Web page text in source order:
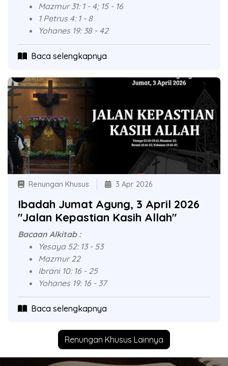
Mazmur 31: 1 - 4; 15 - 16
1 Petrus 4: 1 - 8
Yohanes 19: 38 - 42
Baca selengkapnya
Renungan Khusus 3 Apr 2026
Ibadah Jumat Agung, 3 April 2026
"Jalan Kepastian Kasih Allah"
Bacaan Alkitab :
Yesaya 52: 13 - 53
Mazmur 22
Ibrani 10: 16 - 25
Yohanes 19: 16 - 37
Baca selengkapnya
Renungan Khusus Lainnya